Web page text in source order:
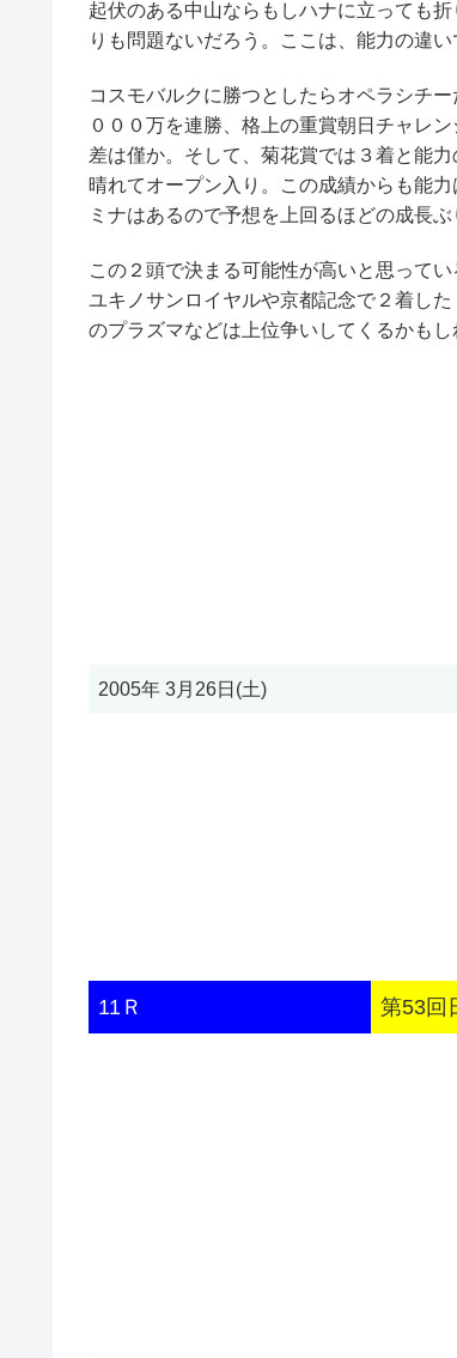
起伏のある中山ならもしハナに立っても
りも問題ないだろう。ここは、能力の違
コスモバルクに勝つとしたらオペラシチ
０００万を連勝、格上の重賞朝日チャレ
差は僅か。そして、菊花賞では３着と能
晴れてオープン入り。この成績からも能
ミナはあるので予想を上回るほどの成長ぶ
この２頭で決まる可能性が高いと思って
ユキノサンロイヤルや京都記念で２着し
のプラズマなどは上位争いしてくるかもし
2005年 3月26日(土)
11Ｒ 第53回